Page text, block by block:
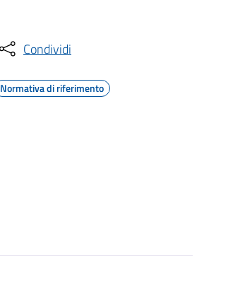
Condividi
Normativa di riferimento